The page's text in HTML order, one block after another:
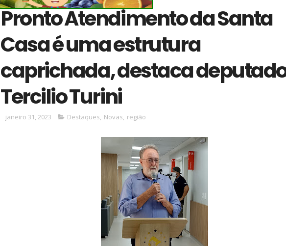
Pronto Atendimento da Santa
Casa é uma estrutura
caprichada, destaca
Tercilio Turini
janeiro 31, 2023 Destaques, Novas, região